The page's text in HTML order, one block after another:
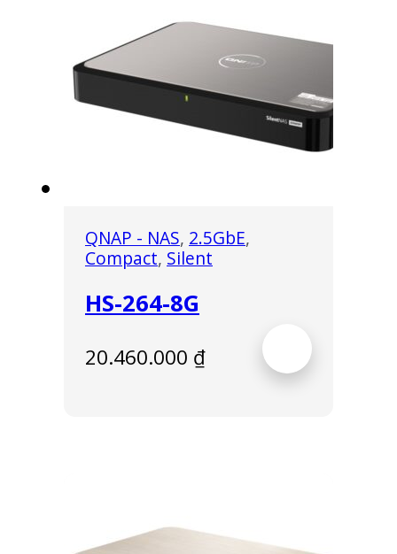
QNAP - NAS, 2.5GbE,
Compact, Silent
HS-264-8G
20.460.000 ₫